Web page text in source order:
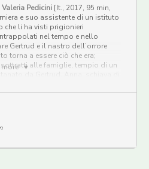
more
Pedicini [It., 2017, 95 min,
e suo assistente di un istituto
che li ha visti prigionieri
nel tempo e nello
Gertrud e il nastro dell’orrore
torna a essere ciò che era;
alle famiglie, tempio di un
amica amata che cerca